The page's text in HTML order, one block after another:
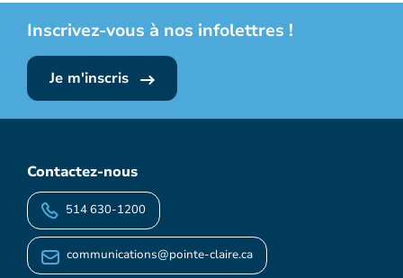
Inscrivez-vous à nos infolettres !
Je m'inscris
Contactez-nous
514 630-1200
communications@pointe-claire.ca